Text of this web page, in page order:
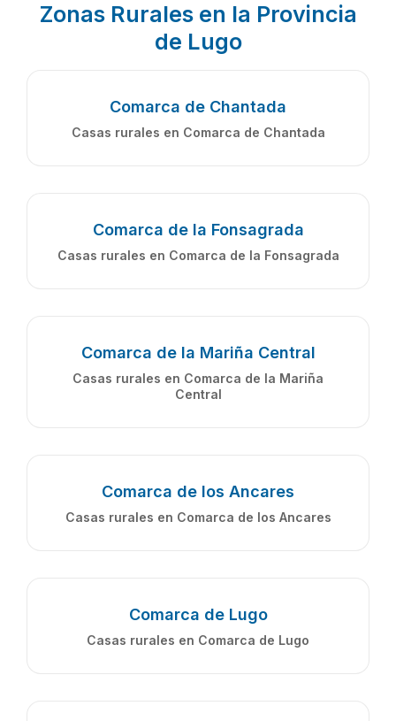
Zonas Rurales en la Provincia
de Lugo
Comarca de Chantada
Casas rurales en Comarca de Chantada
Comarca de la Fonsagrada
Casas rurales en Comarca de la Fonsagrada
Comarca de la Mariña Central
Casas rurales en Comarca de la Mariña
Central
Comarca de los Ancares
Casas rurales en Comarca de los Ancares
Comarca de Lugo
Casas rurales en Comarca de Lugo